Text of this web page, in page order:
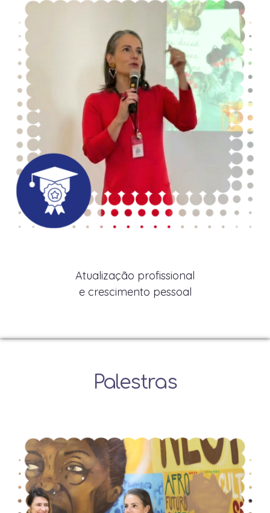
Atualização profissional
e crescimento pessoal
Palestras